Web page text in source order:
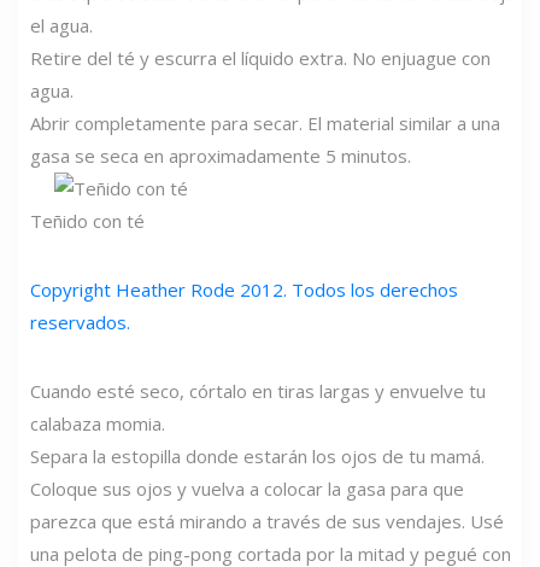
el agua.
Retire del té y escurra el líquido extra. No enjuague con
agua.
Abrir completamente para secar. El material similar a una
gasa se seca en aproximadamente 5 minutos.
Teñido con té
Copyright Heather Rode 2012. Todos los derechos
reservados.
Cuando esté seco, córtalo en tiras largas y envuelve tu
calabaza momia.
Separa la estopilla donde estarán los ojos de tu mamá.
Coloque sus ojos y vuelva a colocar la gasa para que
parezca que está mirando a través de sus vendajes. Usé
una pelota de ping-pong cortada por la mitad y pegué con